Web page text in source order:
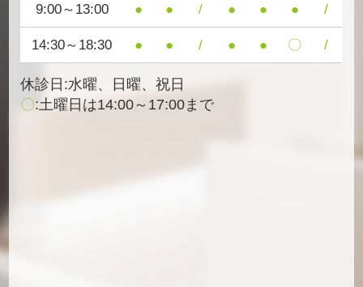
休診日:水曜、日曜、祝日
〇:土曜日は14:00～17:00まで
9:00～13:00 ● ● / ● ● ● /
14:30～18:30 ● ● / ● ● 〇 /